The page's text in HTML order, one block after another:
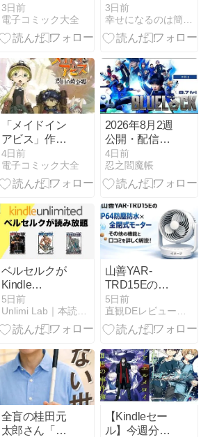
｜ギャンブル
そのものを愛
する狂気の主
クセになる
3日前
電子コミック大全
まっている。
3日前
幸せになるのは簡単 Dai Fit ブログ
「メイドイン
アビス」作品
語り｜可愛い
絵柄の裏に潜
む、容赦のな
4日前
電子コミック大全
2026年8月2週
公開・配信の
新作、「ブル
ーロック」
「ミニオンズ
ズ」公開
4日前
忍之閻魔帳
ベルセルクが
Kindle
Unlimitedで読
み放題！無料
で読める巻
じ・魅力を徹
底解説
5日前
Unlimi Lab｜本読み放題サブスクガイド
山善YAR-
TRD15Eの
IP64防塵防水
×全閉式モー
ターやその他
ミを詳しく解
説！
5日前
直観DEレビューブログ
全盲の桂田元
太郎さん「あ
【Kindleセー
ル】今週分